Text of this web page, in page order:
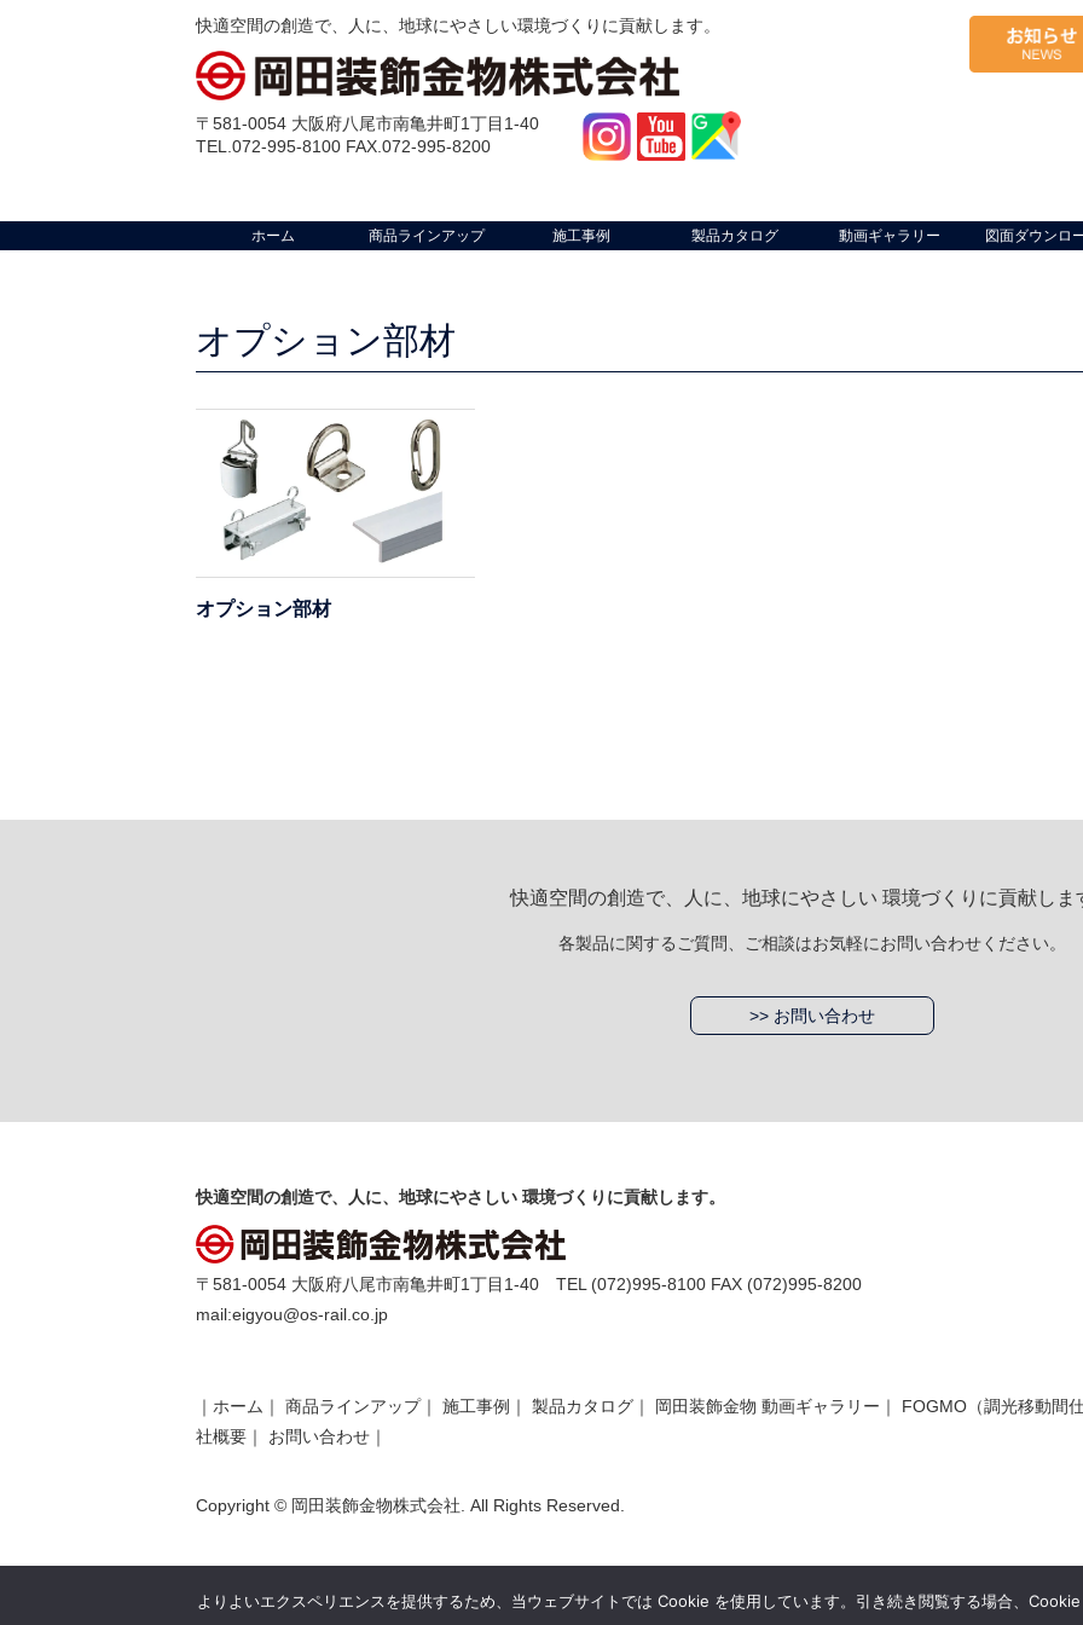
快適空間の創造で、人に、地球にやさしい環境づくりに貢献します。
〒581-0054 大阪府八尾市南亀井町1丁目1-40
TEL.072-995-8100 FAX.072-995-8200
ホーム 商品ラインアップ 施工事例 製品カタログ 動画ギャラリー 図面ダウンロ
オプション部材
オプション部材
快適空間の創造で、人に、地球にやさしい 環境づくりに貢献しま
各製品に関するご質問、ご相談はお気軽にお問い合わせください。
>> お問い合わせ
快適空間の創造で、人に、地球にやさしい 環境づくりに貢献します。
〒581-0054 大阪府八尾市南亀井町1丁目1-40 TEL (072)995-8100 FAX (072)995-8200
mail:eigyou@os-rail.co.jp
｜ ホーム ｜ 商品ラインアップ｜ 施工事例 ｜ 製品カタログ ｜ 岡田装飾金物 動画ギャラリー ｜ FOGMO（調光移動間
社概要 ｜ お問い合わせ ｜
Copyright © 岡田装飾金物株式会社. All Rights Reserved.
よりよいエクスペリエンスを提供するため、当ウェブサイトでは Cookie を使用しています。引き続き閲覧する場合、